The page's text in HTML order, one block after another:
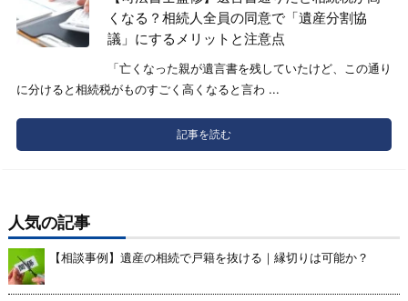
くなる？相続人全員の同意で「遺産分割協
議」にするメリットと注意点
「亡くなった親が遺言書を残していたけど、この通り
に分けると相続税がものすごく高くなると言わ ...
記事を読む
人気の記事
【相談事例】遺産の相続で戸籍を抜ける｜縁切りは可能か？